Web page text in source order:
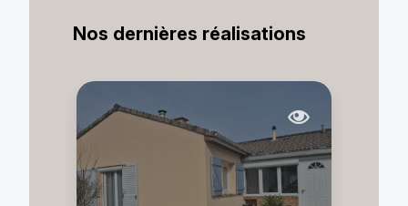
Nos dernières réalisations